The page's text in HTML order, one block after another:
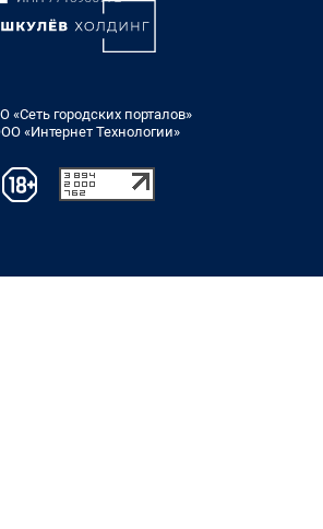
«Сеть городских порталов»
«Интернет Технологии»